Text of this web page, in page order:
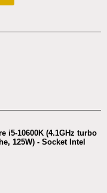
i5-10600K (4.1GHz turbo
125W) - Socket Intel